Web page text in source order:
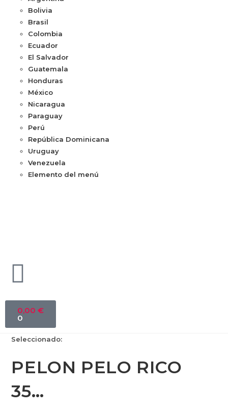
Bolivia
Brasil
Colombia
Ecuador
El Salvador
Guatemala
Honduras
México
Nicaragua
Paraguay
Perú
República Dominicana
Uruguay
Venezuela
Elemento del menú
0,00 €
0
Seleccionado:
PELON PELO RICO
35…